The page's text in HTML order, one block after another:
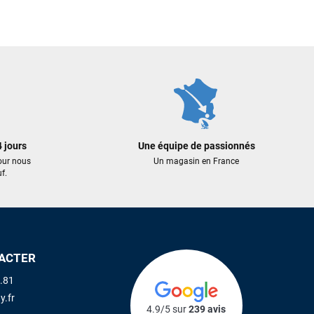
jours
nous
Une équipe de passionnés
Un magasin en France
4.9/5 sur239 avis